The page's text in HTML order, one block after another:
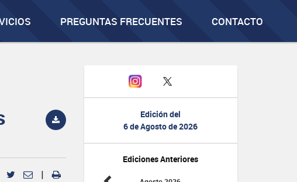
PREGUNTAS FRECUENTES CONTACTO
Edición del
6 de Agosto de 2026
Ediciones Anteriores
|